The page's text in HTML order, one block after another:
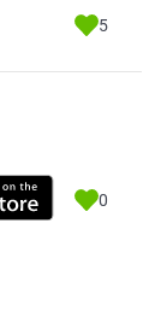
5
0